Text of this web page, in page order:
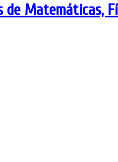
de Matemáticas,